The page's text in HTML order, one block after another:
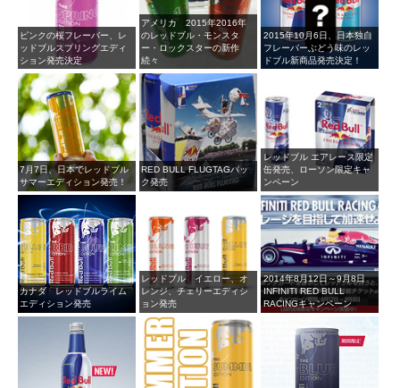
ピンクの桜フレーバー、レ
ッドブルスプリングエディ
ション発売決定
アメリカ 2015年2016年
のレッドブル・モンスタ
ー・ロックスターの新作
続々
2015年10月6日、日本独自
フレーバーぶどう味のレッ
ドブル新商品発売決定！
7月7日、日本でレッドブル
サマーエディション発売！
RED BULL FLUGTAGパッ
ク発売
レッドブル エアレース限定
缶発売、ローソン限定キャ
ンペーン
カナダ レッドブルライム
エディション発売
レッドブル イエロー、オ
レンジ、チェリーエディシ
ョン発売
2014年8月12日～9月8日
INFINITI RED BULL
RACINGキャンペーン